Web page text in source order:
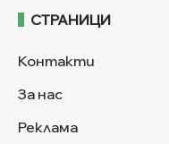
СТРАНИЦИ
Контакти
За нас
Реклама